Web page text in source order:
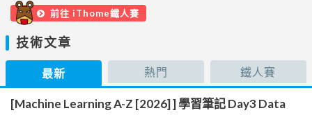
前往 iThome鐵人賽
技術文章
最新 熱門 鐵人賽
[Machine Learning A-Z [2026] ] 學習筆記 Day3 Data